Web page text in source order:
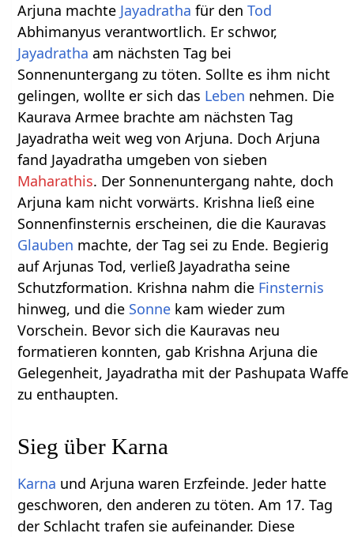
Arjuna machte Jayadratha für denTod
Abhimanyus verantwortlich. Er schwor,
Jayadratha am nächsten Tag bei
Sonnenuntergang zu töten. Sollte es ihm nicht
gelingen, wollte er sich das Leben nehmen. Die
Kaurava Armee brachte am nächsten Tag
Jayadratha weit weg von Arjuna. Doch Arjuna
fand Jayadratha umgeben von sieben
Maharathis. Der Sonnenuntergang nahte, doch
Arjuna kam nicht vorwärts. Krishna ließ eine
Sonnenfinsternis erscheinen, die die Kauravas
Glauben machte, der Tag sei zu Ende. Begierig
auf Arjunas Tod, verließ Jayadratha seine
Schutzformation. Krishna nahm die Finsternis
hinweg, und die Sonne kam wieder zum
Vorschein. Bevor sich die Kauravas neu
formatieren konnten, gab Krishna Arjuna die
Gelegenheit, Jayadratha mit der Pashupata Waffe
zu enthaupten.
Sieg über Karna
Karna und Arjuna waren Erzfeinde. Jeder hatte
geschworen, den anderen zu töten. Am 17. Tag
der Schlacht trafen sie aufeinander. Diese